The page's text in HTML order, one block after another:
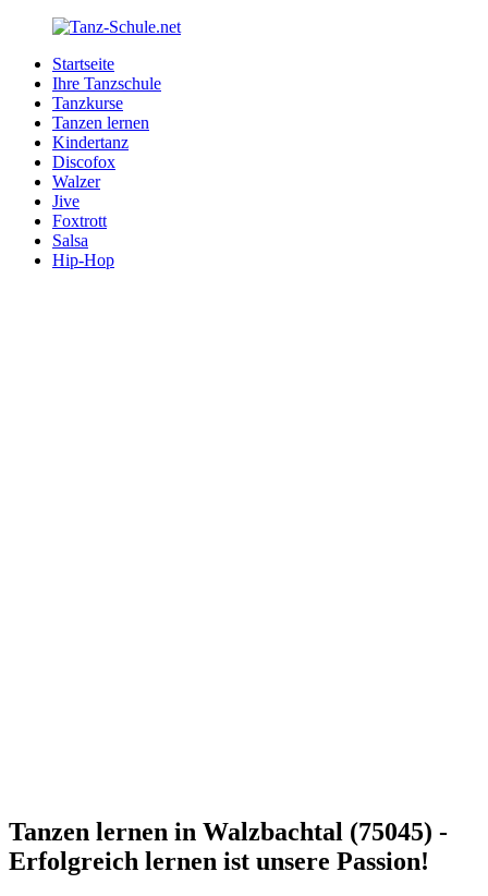
Zurück
Inhalt
Tanz-
Schule.net
Ihre
Tanzschule
Internet
Startseite
Ihre Tanzschule
Tanzkurse
Tanzen lernen
Kindertanz
Discofox
Walzer
Jive
Foxtrott
Salsa
Hip-Hop
Tanzen lernen in Walzbachtal (75045) -
Erfolgreich lernen ist unsere Passion!